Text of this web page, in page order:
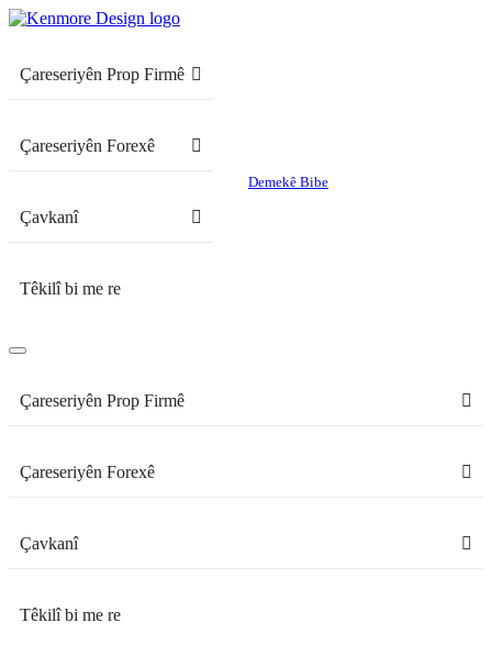
Çareseriyên Prop Firmê
Çareseriyên Forexê
Çavkanî
Têkilî bi me re
Demekê Bibe
Çareseriyên Prop Firmê
Çareseriyên Forexê
Çavkanî
Têkilî bi me re